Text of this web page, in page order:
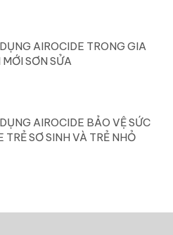
AIROCIDE TRONG GIA
SƠN SỬA
AIROCIDE BẢO VỆ SỨC
TRẺ SƠ SINH VÀ TRẺ NHỎ